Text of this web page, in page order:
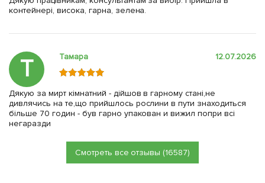
контейнері, висока, гарна, зелена.
Т Тамара 12.07.2026
Дякую за мирт кімнатний - дійшов в гарному стані,не
дивлячись на те,що прийшлось рослини в пути знаходиться
більше 70 годин - був гарно упакован и вижил попри всі
негаразди
Смотреть все отзывы (16587)